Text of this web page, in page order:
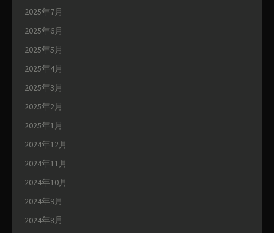
2025年7月
2025年6月
2025年5月
2025年4月
2025年3月
2025年2月
2025年1月
2024年12月
2024年11月
2024年10月
2024年9月
2024年8月